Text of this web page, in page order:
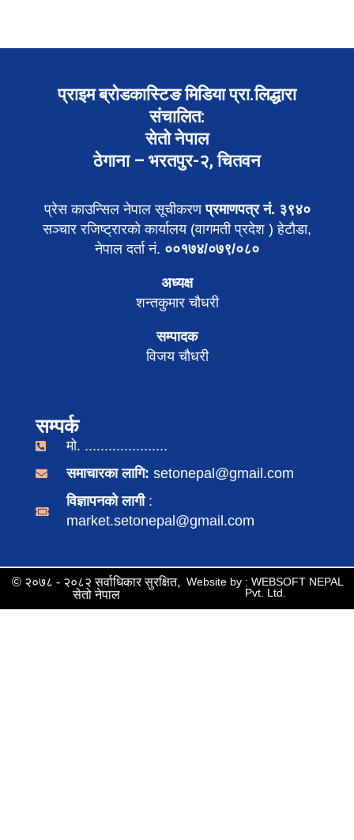
प्राइम ब्रोडकास्टिङ मिडिया प्रा.लिद्धारा
संचालित:
सेतो नेपाल
ठेगाना – भरतपुर-२, चितवन
प्रेस काउन्सिल नेपाल सूचीकरणप्रमाणपत्र नं. ३९४०
सञ्चार रजिष्ट्रारको कार्यालय (वागमती प्रदेश ) हेटौडा,
नेपाल दर्ता नं. ००१७४/०७९/०८०
अध्यक्ष
शन्तकुमार चौधरी
सम्पादक
विजय चौधरी
सम्पर्क
मो. .....................
समाचारका लागि: setonepal@gmail.com
विज्ञापनको लागी :
market.setonepal@gmail.com
© २०७८ - २०८२ सर्वाधिकार सुरक्षित,
सेतो नेपाल
Website by : WEBSOFT NEPAL
Pvt. Ltd.